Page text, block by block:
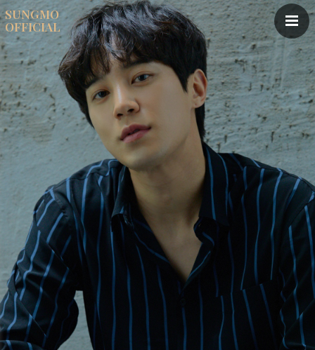
SUNGMO
OFFICIAL